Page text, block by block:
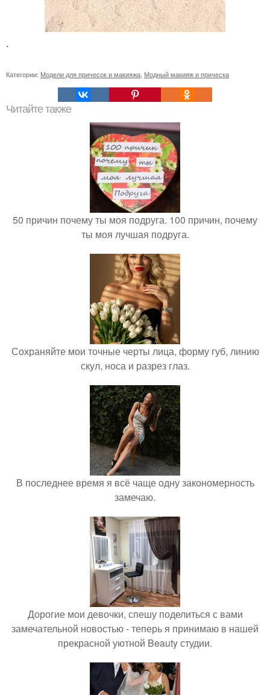
.
Категории: Модели для причесок и макияжа Модный макияж и прическа
Читайте также
50 причин почему ты моя подруга. 100 причин, почему
ты моя лучшая подруга.
Сохраняйте мои точные черты лица, форму губ, линию
скул, носа и разрез глаз.
В последнее время я всё чаще одну закономерность
замечаю.
Дорогие мои девочки, спешу поделиться с вами
замечательной новостью - теперь я принимаю в нашей
прекрасной уютной Beauty студии.